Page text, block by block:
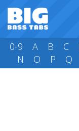
0-9 A B C
N
O P Q